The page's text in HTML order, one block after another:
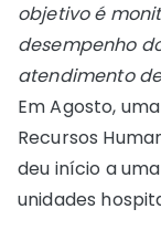
objetivo é
desempenho
atendimento
Em Agosto,
Recursos
deu início a
unidades